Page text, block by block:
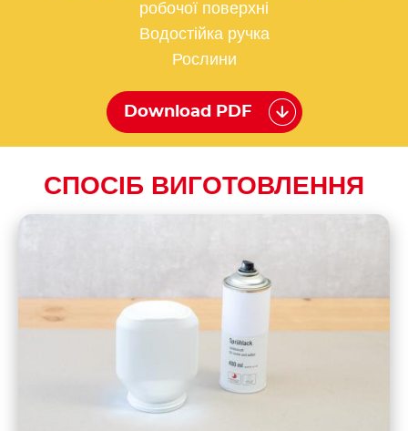
робочої поверхні
Водостійка ручка
Рослини
Download PDF
СПОСІБ ВИГОТОВЛЕННЯ